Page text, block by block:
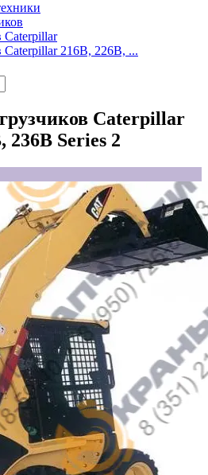
Caterpillar
216B, 226B, ...
Caterpillar
236B Series 2